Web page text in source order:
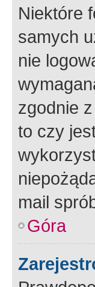
Niektóre
samych
nie
zgodnie
to czy
mail
Góra